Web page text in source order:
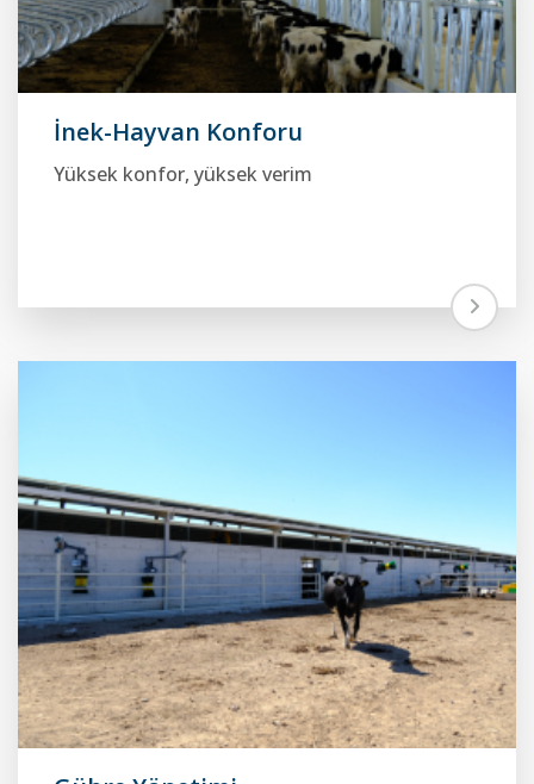
İnek-Hayvan Konforu
Yüksek konfor, yüksek verim